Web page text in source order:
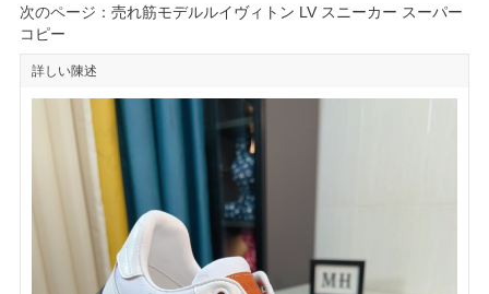
次のページ： 売れ筋モデルルイヴィトン LV スニーカー スーパー
コピー
詳しい陳述